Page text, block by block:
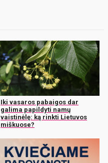
Iki vasaros pabaigos dar
galima papildyti namų
vaistinėlę: ką rinkti Lietuvos
miškuose?